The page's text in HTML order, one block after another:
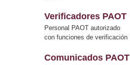
Verificadores PAOT
Personal PAOT autorizado
con funciones de verificación
Comunicados PAOT